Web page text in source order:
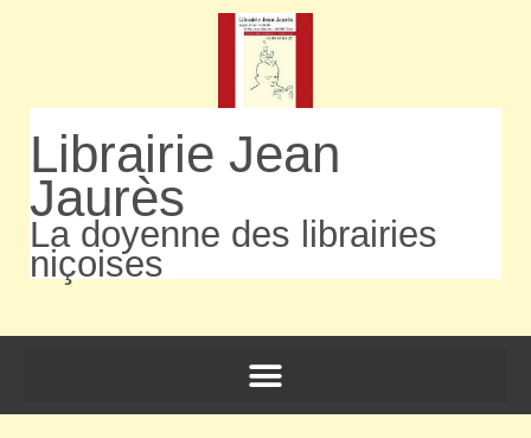
Librairie Jean
Jaurès
La doyenne des librairies
niçoises